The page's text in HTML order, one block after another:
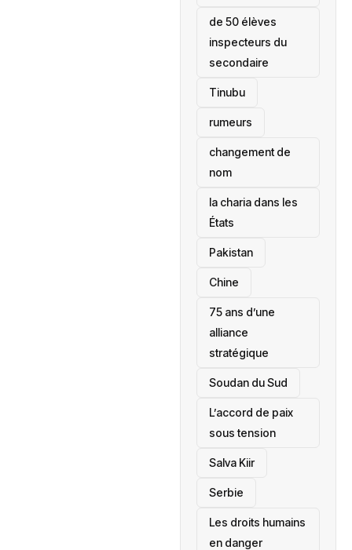
de 50 élèves
inspecteurs du
secondaire
Tinubu
rumeurs
changement de
nom
la charia dans les
États
‎Pakistan
Chine
75 ans d’une
alliance
stratégique
‎Soudan du Sud
L’accord de paix
sous tension
Salva Kiir
‎Serbie
Les droits humains
en danger